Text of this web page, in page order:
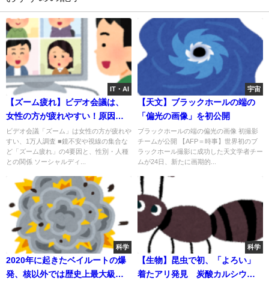
IT・AI
【ズーム疲れ】ビデオ会議は、
女性の方が疲れやすい！原因は
「鏡不安、視線の集合」な
ど・・
ビデオ会議「ズーム」は女性の方が疲れや
すい、1万人調査 ■鏡不安や視線の集合な
ど「ズーム疲れ」の4要因と、性別・人種
との関係 ソーシャルディ...
宇宙
【天文】ブラックホールの端の
「偏光の画像」を初公開
ブラックホールの端の偏光の画像 初撮影
チームが公開 【AFP＝時事】世界初のブ
ラックホール撮影に成功した天文学者チー
ムが24日、新たに画期的...
科学
2020年に起きたベイルートの爆
発、核以外では歴史上最大級の
科学
【生物】昆虫で初、「よろい」
着たアリ発見 炭酸カルシウム